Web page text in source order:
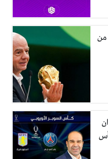
من